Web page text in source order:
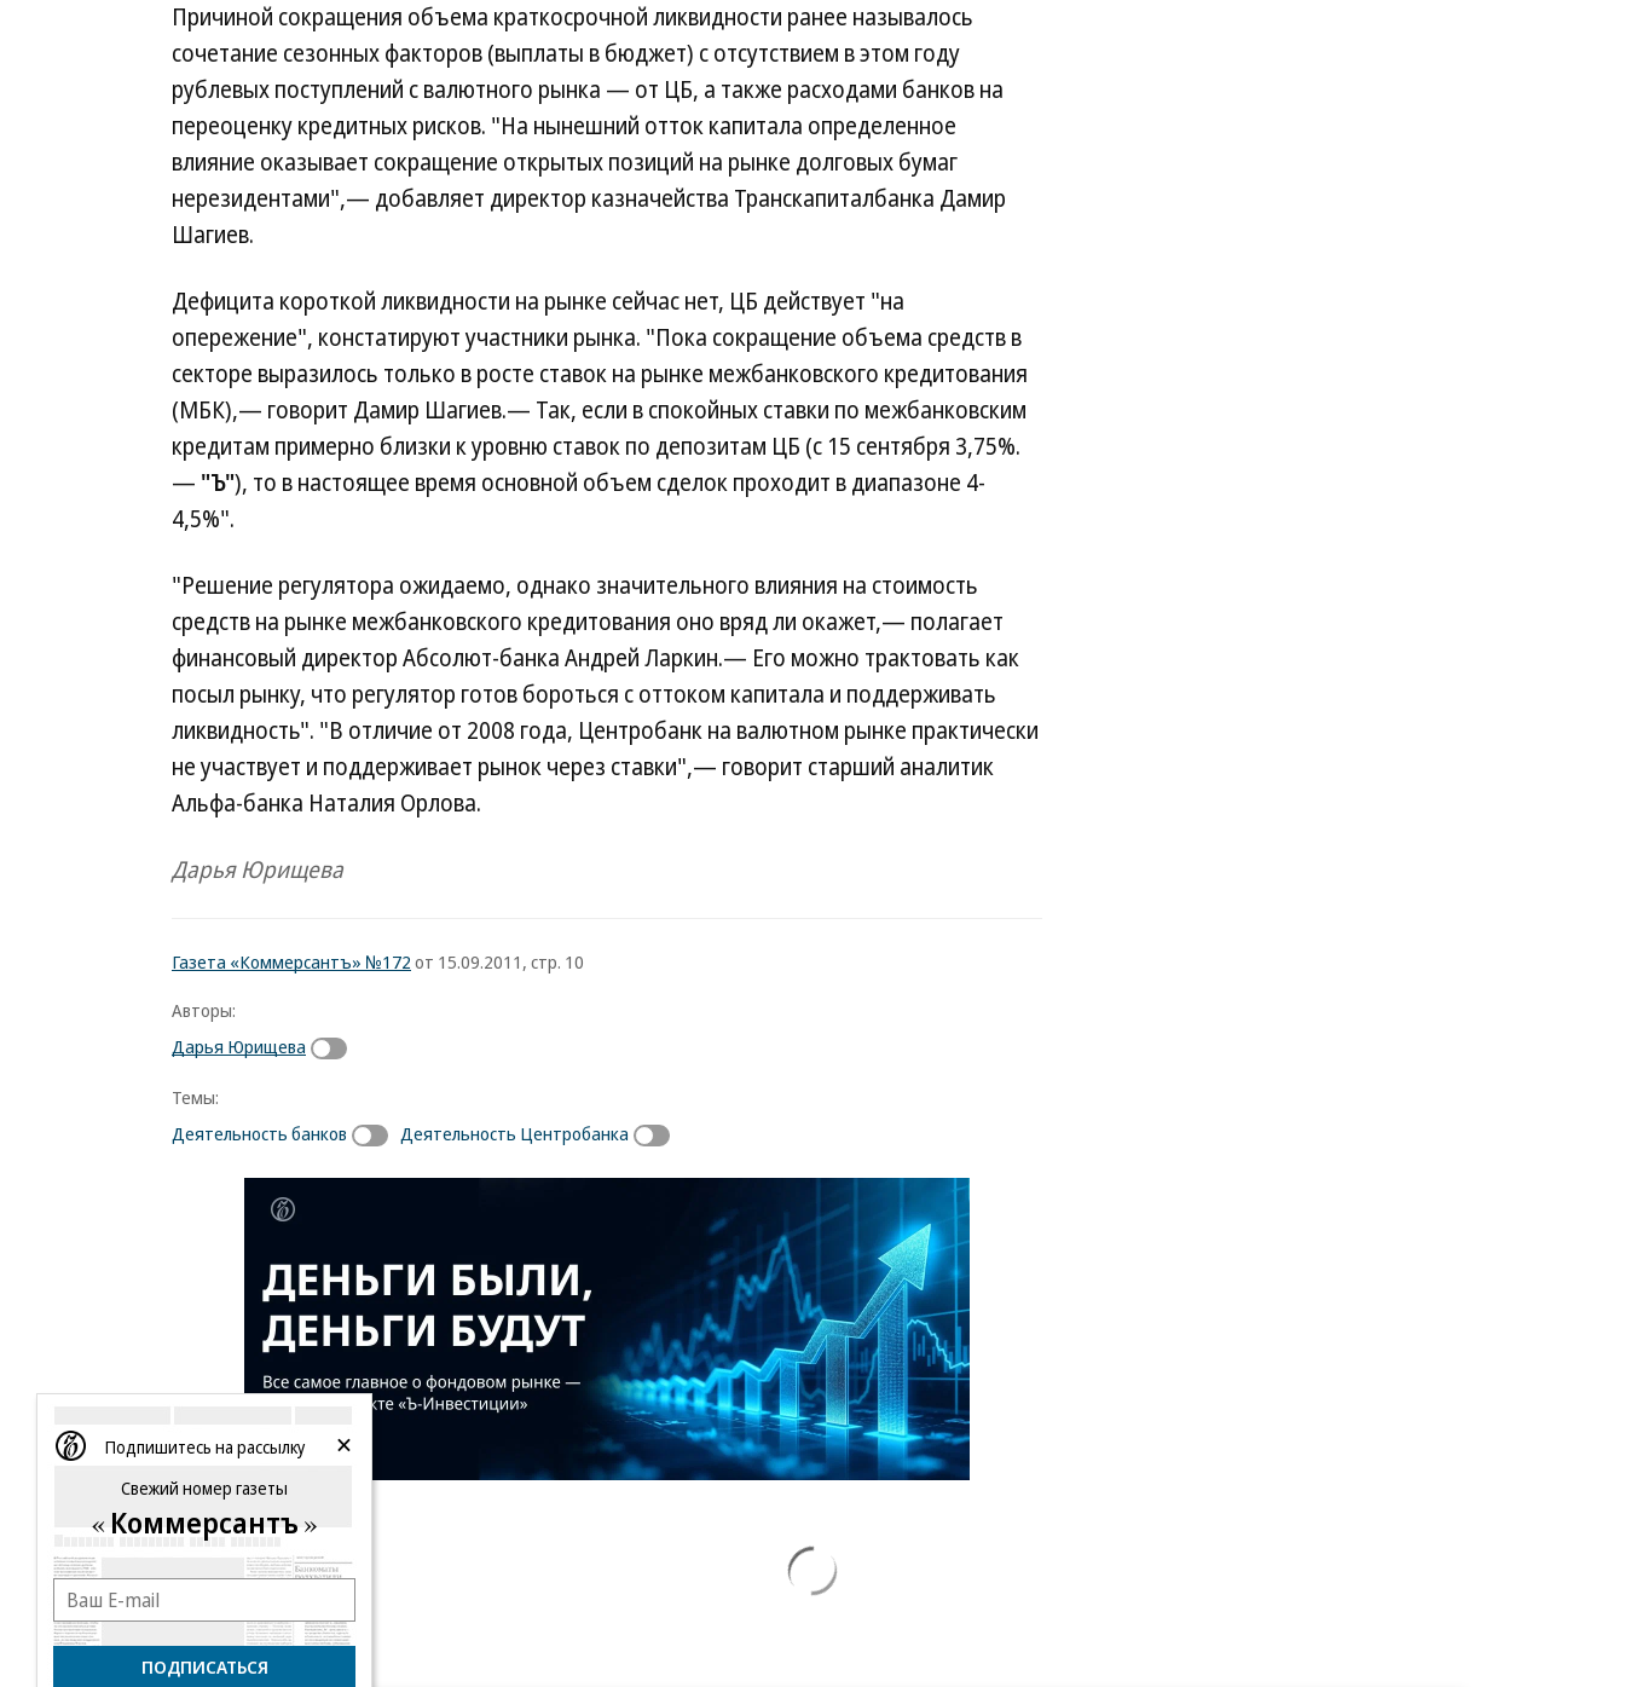
Причиной сокращения объема краткосрочной ликвидности ранее называлось
сочетание сезонных факторов (выплаты в бюджет) с отсутствием в этом году
рублевых поступлений с валютного рынка — от ЦБ, а также расходами банков на
переоценку кредитных рисков. "На нынешний отток капитала определенное
влияние оказывает сокращение открытых позиций на рынке долговых бумаг
нерезидентами",— добавляет директор казначейства Транскапиталбанка Дамир
Шагиев.
Дефицита короткой ликвидности на рынке сейчас нет, ЦБ действует "на
опережение", констатируют участники рынка. "Пока сокращение объема средств в
секторе выразилось только в росте ставок на рынке межбанковского кредитования
(МБК),— говорит Дамир Шагиев.— Так, если в спокойных ставки по межбанковским
кредитам примерно близки к уровню ставок по депозитам ЦБ (с 15 сентября 3,75%.
— "Ъ"), то в настоящее время основной объем сделок проходит в диапазоне 4-
4,5%".
"Решение регулятора ожидаемо, однако значительного влияния на стоимость
средств на рынке межбанковского кредитования оно вряд ли окажет,— полагает
финансовый директор Абсолют-банка Андрей Ларкин.— Его можно трактовать как
посыл рынку, что регулятор готов бороться с оттоком капитала и поддерживать
ликвидность". "В отличие от 2008 года, Центробанк на валютном рынке практически
не участвует и поддерживает рынок через ставки",— говорит старший аналитик
Альфа-банка Наталия Орлова.
Дарья Юрищева
Газета «Коммерсантъ» №172 от 15.09.2011, стр. 10
Авторы:
Дарья Юрищева
Темы:
Деятельность банков
Деятельность Центробанка
Подпишитесь на рассылку
Свежий номер газеты
Коммерсантъ
ПОДПИСАТЬСЯ